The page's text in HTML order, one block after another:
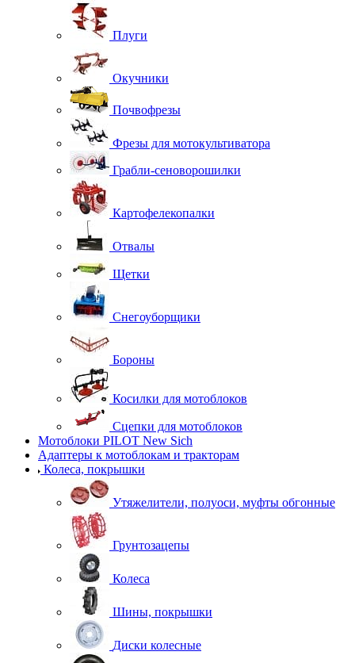
Плуги
Окучники
Почвофрезы
Фрезы для мотокультиватора
Грабли-сеноворошилки
Картофелекопалки
Отвалы
Щетки
Снегоуборщики
Бороны
Косилки для мотоблоков
Сцепки для мотоблоков
Мотоблоки PILOT New Sich
Адаптеры к мотоблокам и тракторам
Колеса, покрышки
Утяжелители, полуоси, муфты обгонные
Грунтозацепы
Колеса
Шины, покрышки
Диски колесные